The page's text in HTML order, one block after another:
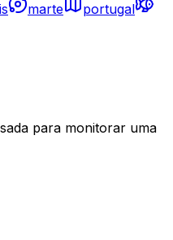
marte
portugal
para monitorar uma